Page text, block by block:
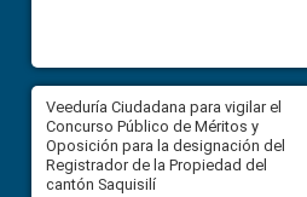
Veeduría Ciudadana para vigilar el
Concurso Público de Méritos y
Oposición para la designación del
Registrador de la Propiedad del
cantón Saquisilí